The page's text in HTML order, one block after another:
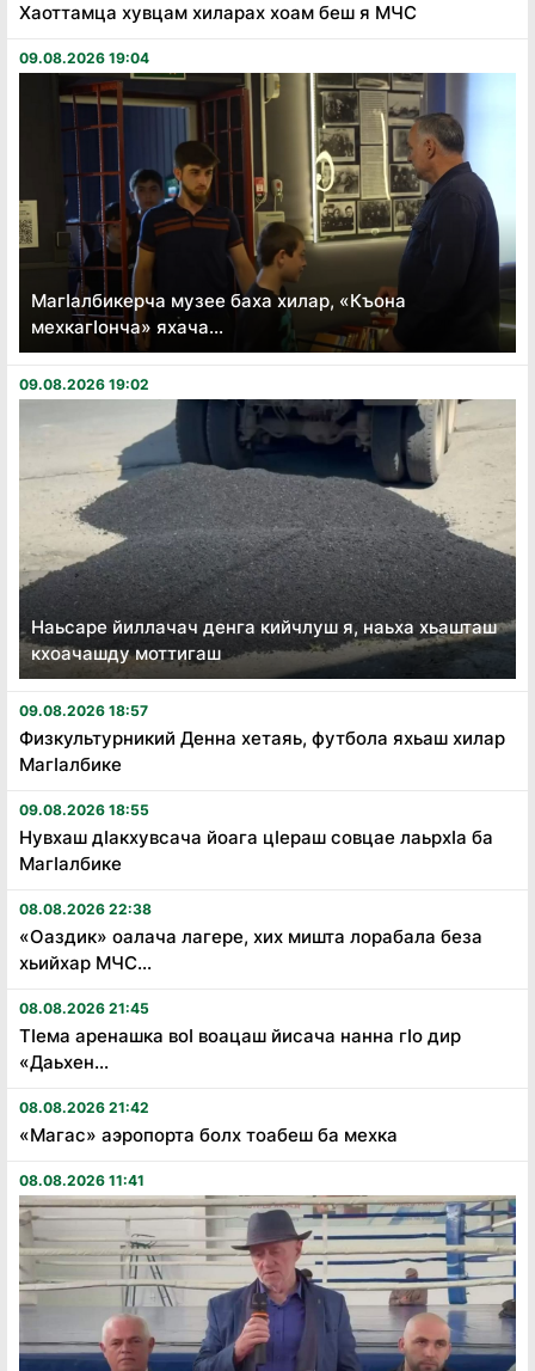
Хаоттамца хувцам хиларах хоам беш я МЧС
09.08.2026 19:04
Магӏалбикерча музее баха хилар, «Къона
мехкагӏонча» яхача...
09.08.2026 19:02
Наьсаре йиллачач денга кийчлуш я, наьха хьашташ
кхоачашду моттигаш
09.08.2026 18:57
Физкультурникий Денна хетаяь, футбола яхьаш хилар
Магӏалбике
09.08.2026 18:55
Нувхаш дӏакхувсача йоага цӏераш совцае лаьрхӏа ба
Магӏалбике
08.08.2026 22:38
«Оаздик» оалача лагере, хих мишта лорабала беза
хьийхар МЧС...
08.08.2026 21:45
Тӏема аренашка воӏ воацаш йисача нанна гӏо дир
«Даьхен...
08.08.2026 21:42
«Магас» аэропорта болх тоабеш ба мехка
08.08.2026 11:41